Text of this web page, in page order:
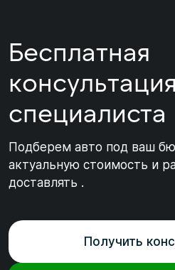
Бесплатная
консультация
специалиста
Подберем авто под ваш
актуальную стоимость и
доставлять .
Получить